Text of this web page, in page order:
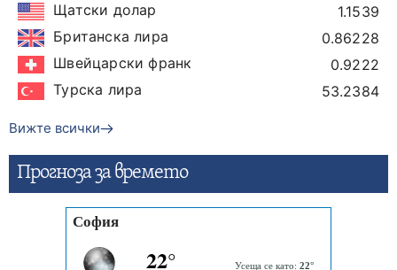
Щатски долар
1.1539
Британска лира
0.86228
Швейцарски франк
0.9222
Турска лира
53.2384
Вижте всички
Прогнозa за времето